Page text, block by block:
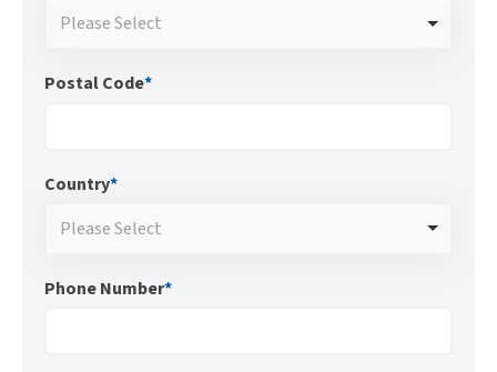
Please Select
Postal Code*
Country*
Please Select
Phone Number*